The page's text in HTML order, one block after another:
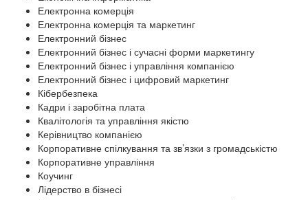
Електронна комерція
Електронна комерція та маркетинг
Електронний бізнес
Електронний бізнес і сучасні форми маркетингу
Електронний бізнес і управління компанією
Електронний бізнес і цифровий маркетинг
Кібербезпека
Кадри і заробітна плата
Квалітологія та управління якістю
Керівництво компанією
Корпоративне спілкування та зв’язки з громадськістю
Корпоративне управління
Коучинг
Лідерство в бізнесі